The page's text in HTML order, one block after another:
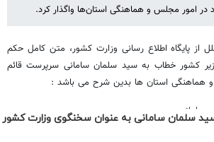
سلمان سامانی به عنوان سخنگوی وزارت کشور